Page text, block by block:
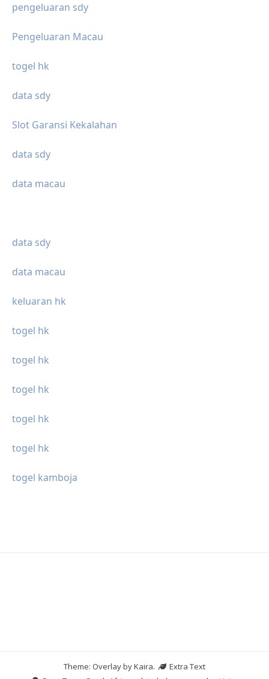
pengeluaran sdy
Pengeluaran Macau
togel hk
data sdy
Slot Garansi Kekalahan
data sdy
data macau
data sdy
data macau
keluaran hk
togel hk
togel hk
togel hk
togel hk
togel hk
togel kamboja
Theme: Overlay byKaira.
Extra Text